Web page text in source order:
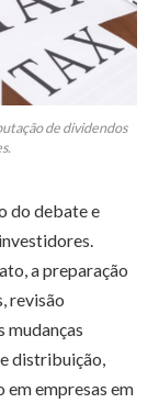
de dividendos
do debate e
a preparação
revisão
mudanças
distribuição,
empresas em